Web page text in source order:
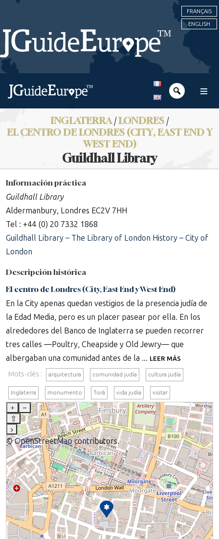
FRANÇAIS
ENGLISH
INGLATERRA/LONDRES /
EL CENTRO DE LONDRES (CITY, EAST END Y
WEST END)
Guildhall Library
Información práctica
Guildhall Library
Aldermanbury, Londres EC2V 7HH
Tel : +44 (0) 20 7332 1868
Guildhall Library – The Library of London History – City of
London
Descripción histórica
El centro de Londres (City, East End y West End)
En la City apenas quedan vestigios de la presencia judía de
la Edad Media, pero es un placer pasear por ella. En los
alrededores del Banco de Inglaterra se pueden recorrer
tres calles —Poultry, Cheapside y Old Jewry— que
albergaban una comunidad antes de la ... LEER MÁS
Mots-clés : arquitectura comunidad judía cultura judía
Inglaterra monumento Torá vida judía visitar
+
–
⇧
›
©OpenStreetMapcontributors.